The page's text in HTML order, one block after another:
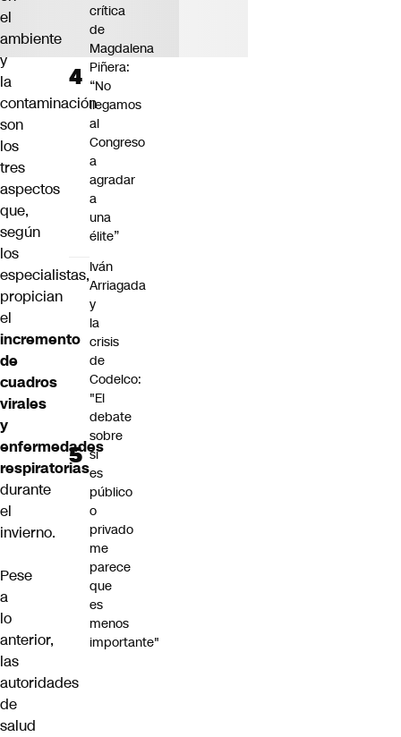
el
ambiente
y
la
contaminación
son
los
tres
aspectos
que,
según
los
especialistas,
propician
el
incremento
de
cuadros
virales
y
enfermedades
respiratorias
durante
el
invierno.
Pese
a
lo
anterior,
las
autoridades
de
salud
crítica
de
Magdalena
Piñera:
“No
llegamos
al
Congreso
a
agradar
a
una
élite”
Iván
Arriagada
y
la
crisis
de
Codelco:
"El
debate
sobre
si
es
público
o
privado
me
parece
que
es
menos
importante"